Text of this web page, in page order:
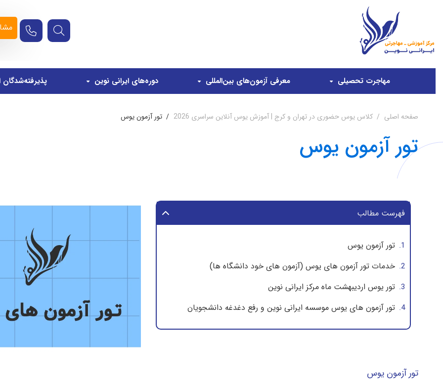
مهاجرت تحصیلی معرفی آزمون‌های بین‌المللی دوره‌های ایرانی نوین پذیرفته‌شدگان
صفحه اصلی کلاس یوس حضوری در تهران و کرج | آموزش یوس آنلاین سراسری 2026 تور آزمون یوس
تور آزمون یوس
فهرست مطالب
تور آزمون یوس
خدمات تور آزمون های یوس (آزمون های خود دانشگاه ها)
تور یوس اردیبهشت ماه مرکز ایرانی نوین
تور آزمون های یوس موسسه ایرانی نوین و رفع دغدغه دانشجویان
تور آزمون یوس